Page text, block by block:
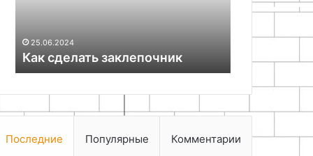
25.06.2024
Как сделать заклепочник
Как
для забора
Последние Популярные Комментарии